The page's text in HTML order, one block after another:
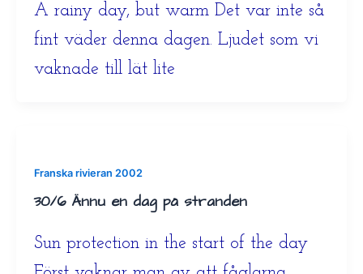
A rainy day, but warm Det var inte så
fint väder denna dagen. Ljudet som vi
vaknade till lät lite
Franska rivieran 2002
30/6 Ännu en dag på stranden
Sun protection in the start of the day